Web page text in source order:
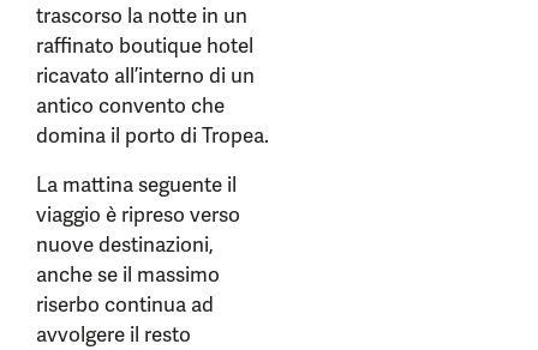
trascorso la notte in un
raffinato boutique hotel
ricavato all’interno di un
antico convento che
domina il porto di Tropea.
La mattina seguente il
viaggio è ripreso verso
nuove destinazioni,
anche se il massimo
riserbo continua ad
avvolgere il resto